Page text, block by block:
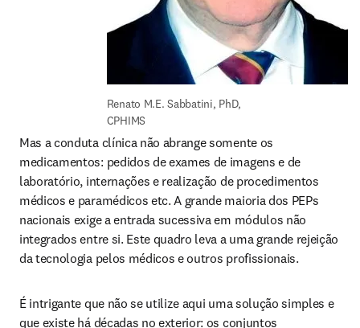
Renato M.E. Sabbatini, PhD,
CPHIMS
Mas a conduta clínica não abrange somente os
medicamentos: pedidos de exames de imagens e de
laboratório, internações e realização de procedimentos
médicos e paramédicos etc. A grande maioria dos PEPs
nacionais exige a entrada sucessiva em módulos não
integrados entre si. Este quadro leva a uma grande rejeição
da tecnologia pelos médicos e outros profissionais.
É intrigante que não se utilize aqui uma solução simples e
que existe há décadas no exterior: os conjuntos